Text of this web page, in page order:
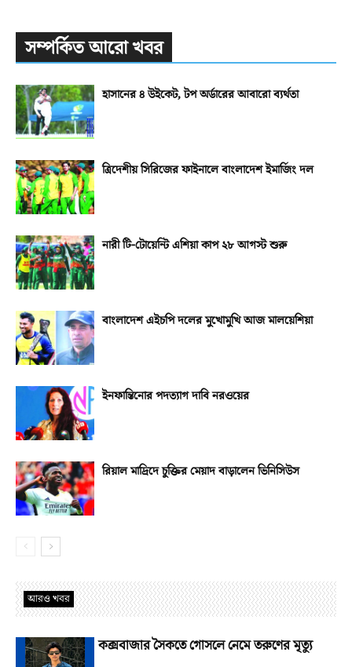
সম্পর্কিত আরো খবর
হাসানের ৪ উইকেট, টপ অর্ডারের আবারো ব্যর্থতা
ত্রিদেশীয় সিরিজের ফাইনালে বাংলাদেশ ইমার্জিং দল
নারী টি-টোয়েন্টি এশিয়া কাপ ২৮ আগস্ট শুরু
বাংলাদেশ এইচপি দলের মুখোমুখি আজ মালয়েশিয়া
ইনফান্তিনোর পদত্যাগ দাবি নরওয়ের
রিয়াল মাদ্রিদে চুক্তির মেয়াদ বাড়ালেন ভিনিসিউস
আরও খবর
কক্সবাজার সৈকতে গোসলে নেমে তরুণের মৃত্যু